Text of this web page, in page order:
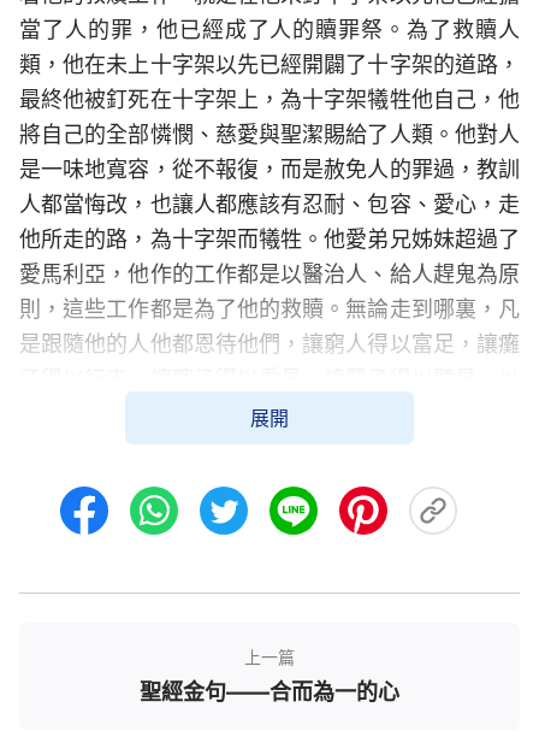
當了人的罪，他已經成了人的贖罪祭。為了救贖人
類，他在未上十字架以先已經開闢了十字架的道路，
最終他被釘死在十字架上，為十字架犧牲他自己，他
將自己的全部憐憫、慈愛與聖潔賜給了人類。他對人
是一味地寬容，從不報復，而是赦免人的罪過，教訓
人都當悔改，也讓人都應該有忍耐、包容、愛心，走
他所走的路，為十字架而犧牲。他愛弟兄姊妹超過了
愛馬利亞，他作的工作都是以醫治人、給人趕鬼為原
則，這些工作都是為了他的救贖。無論走到哪裏，凡
是跟隨他的人他都恩待他們，讓窮人得以富足，讓癱
至于他召集那些最低賤的窮乏人也就是罪人來與他同
坐席，他從不嫌弃他們，而是一直忍耐，以至于他
説：當牧人將一百隻羊中的一隻羊丢失之後，他會撇
下其餘的九十九隻，而尋找迷失的那隻羊，既尋見了
一樣，這些人雖然愚昧無知，在他的眼中都是罪人，
——别人所瞧不起的人看為眼中的瞳人，既看中他們
就為他們捨命，又如羔羊被獻在祭壇上一樣，他在他
展開
上一篇
聖經金句——合而為一的心